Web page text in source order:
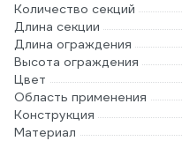
Количество секций
Длина секции
Длина ограждения
Высота ограждения
Цвет
Область применения
Конструкция
Материал